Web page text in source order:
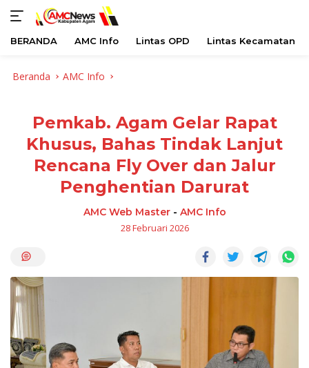
BERANDA AMC Info Lintas OPD Lintas Kecamatan
Beranda AMC Info
Pemkab. Agam Gelar Rapat
Khusus, Bahas Tindak Lanjut
Rencana Fly Over dan Jalur
Penghentian Darurat
AMC Web Master- AMC Info
28 Februari 2026